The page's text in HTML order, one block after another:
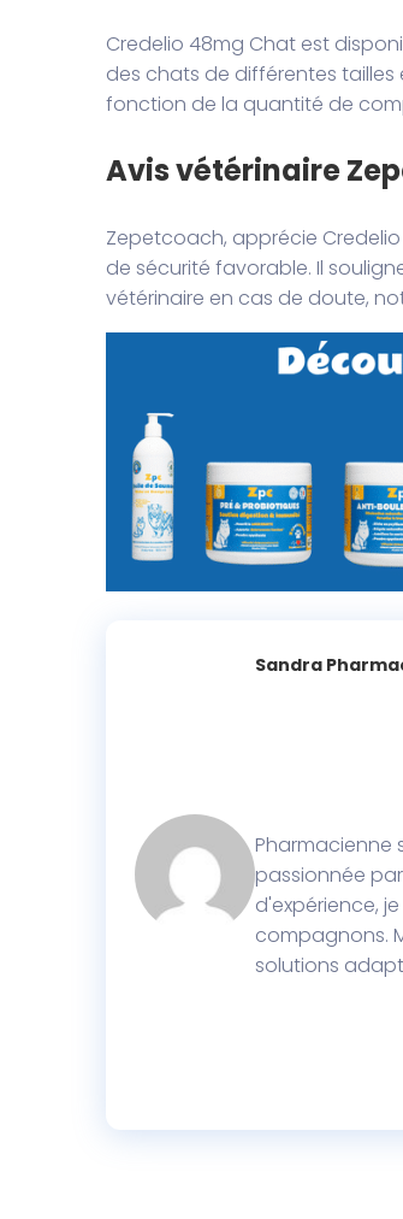
Credelio 48mg Chat est
des chats de différentes tailles
fonction de la quantité de
Avis vétérinaire
Zepetcoach, apprécie
de sécurité favorable. Il
vétérinaire en cas de doute,
Sandra
Pharmacienne
passionnée
d'expérience,
compagnons.
solutions